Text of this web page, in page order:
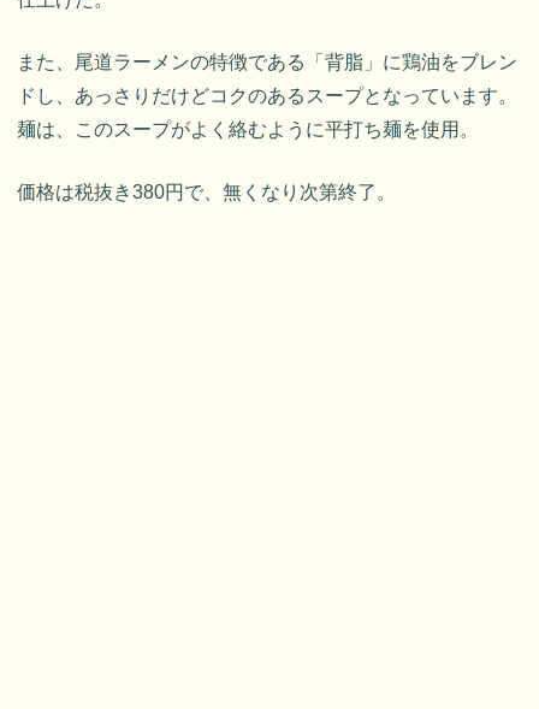
また、尾道ラーメンの特徴である「背脂」に鶏油をブレン
ドし、あっさりだけどコクのあるスープとなっています。
麺は、このスープがよく絡むように平打ち麺を使用。
価格は税抜き380円で、無くなり次第終了。